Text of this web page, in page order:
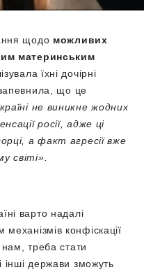
щодо можливих
материнським
їхні дочірні
запевнила, що це
не виникне жодних
росії, адже ці
а факт агресії вже
світі».
варто надалі
конфіскації
треба стати
інші держави зможуть